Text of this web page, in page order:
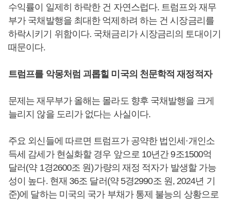
수익률이 일제히 하락한 건 자연스럽다. 트럼프와 재무
부가 국채발행을 최대한 억제하려 하는 건 시장금리를
하락시키기 위함이다. 국채금리가 시장금리의 토대이기
때문이다.
트럼프를 악몽처럼 괴롭힐 미국의 천문학적 재정적자
문제는 재무부가 올해는 몰라도 향후 국채발행을 크게
늘리지 않을 도리가 없다는 사실이다.
주요 외신들에 따르면 트럼프가 공약한 법인세·개인소
득세 감세가 현실화할 경우 앞으로 10년간 9조1500억
달러(약 1경2600조 원)가량의 재정 적자가 발생할 가능
성이 높다. 현재 36조 달러(약 5경2990조 원, 2024년 기
준)에 달하는 미국의 국가 부채가 통제 불능의 상황으로